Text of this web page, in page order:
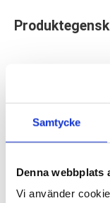
Samtycke
Denna webbplats
Vi använder
vita sneakers och
vita färgen på dina
svampen som
att tvätta ren